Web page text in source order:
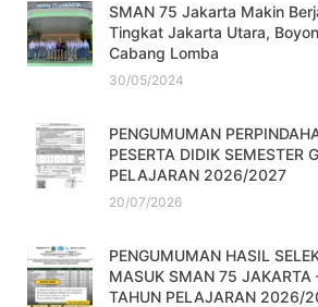
SMAN 75 Jakarta Makin
Tingkat Jakarta Utara,
Cabang Lomba
30/05/2024
PENGUMUMAN
PESERTA DIDIK SEMESTER
PELAJARAN 2026/2027
20/07/2026
PENGUMUMAN HASIL
MASUK SMAN 75 JAKARTA
TAHUN PELAJARAN 2026/